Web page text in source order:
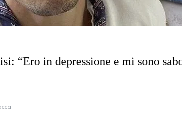
“Ero in depressione e mi sono